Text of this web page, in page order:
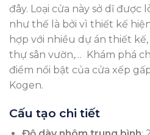
đây. Loại cửa này sở dĩ được
như thế là bởi vì thiết kế
hợp với nhiều dự án thiết
thự sân vườn,… Khám phá
điểm nổi bật của cửa xếp
Kogen.
Cấu tạo chi tiết